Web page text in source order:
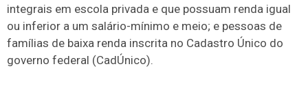
integrais em escola privada e que possuam renda igual
ou inferior a um salário-mínimo e meio; e pessoas de
famílias de baixa renda inscrita no Cadastro Único do
governo federal (CadÚnico).